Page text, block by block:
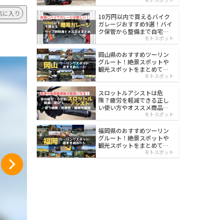
に入り
10万円以内で買えるバイク
ガレージおすすめ9選！バイ
ク保管から整備まで自宅で
モトスポット
岡山県のおすすめツーリン
グルート！絶景スポットや
観光スポットをまとめて紹
モトスポット
スロットルアシストは危
険？疲労を軽減できる正し
い使い方やオススメ商品を
モトスポット
福岡県のおすすめツーリン
グルート！絶景スポットや
観光スポットをまとめて紹
モトスポット